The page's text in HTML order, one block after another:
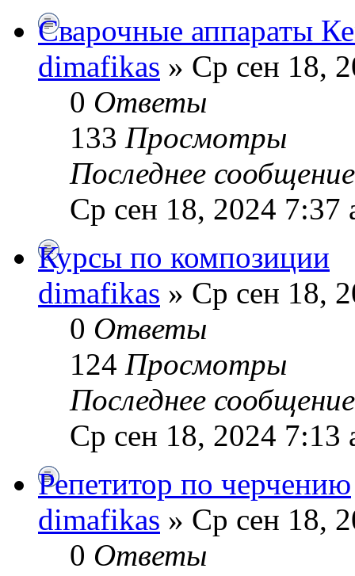
Сварочные аппараты
dimafikas » Ср сен 18,
0 Ответы
133 Просмотры
Последнее
Ср сен 18, 2024 7:37
Курсы по композиции
dimafikas » Ср сен 18,
0 Ответы
124 Просмотры
Последнее
Ср сен 18, 2024 7:13
Репетитор по черчению
dimafikas » Ср сен 18,
0 Ответы